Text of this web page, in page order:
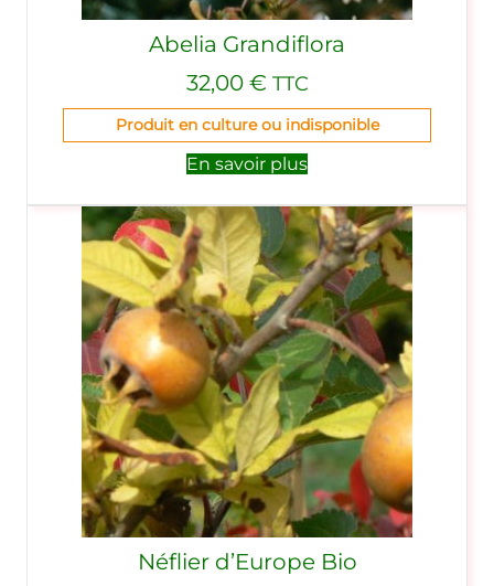
Abelia Grandiflora
32,00 € TTC
Produit en culture ou indisponible
En savoir plus
Néflier d’Europe Bio